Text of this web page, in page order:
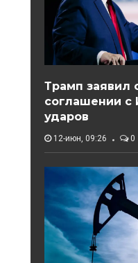
Трамп заявил
соглашении с
ударов
12-июн, 09:26 0